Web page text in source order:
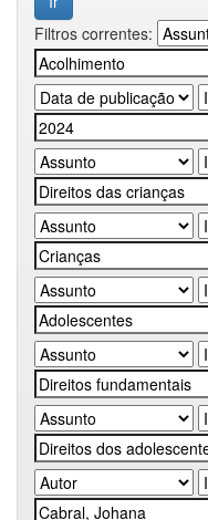
Filtros correntes: